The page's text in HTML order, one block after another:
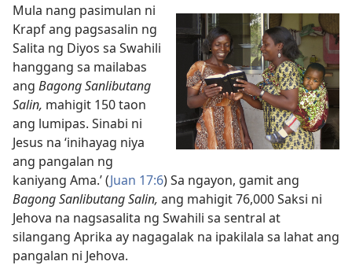
Mula nang pasimulan ni
Krapf ang pagsasalin ng
Salita ng Diyos sa Swahili
hanggang sa mailabas
ang Bagong Sanlibutang
Salin, mahigit 150 taon
ang lumipas. Sinabi ni
Jesus na ‘inihayag niya
ang pangalan ng
kaniyang Ama.’ (Juan 17:6) Sa ngayon, gamit ang
Bagong Sanlibutang Salin, ang mahigit 76,000 Saksi ni
Jehova na nagsasalita ng Swahili sa sentral at
silangang Aprika ay nagagalak na ipakilala sa lahat ang
pangalan ni Jehova.